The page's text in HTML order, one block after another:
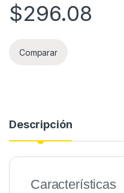
$296.08
Comparar
Descripción
Características